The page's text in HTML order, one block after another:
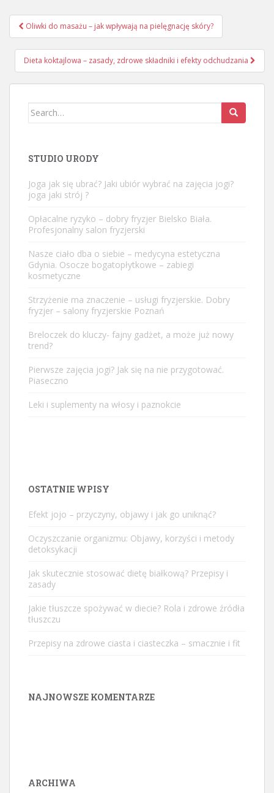
Nawigacja
wpisu
Oliwki do masażu – jak wpływają na pielęgnację skóry?
Dieta koktajlowa – zasady, zdrowe składniki i efekty odchudzania
Search
STUDIO URODY
Joga jak się ubrać? Jaki ubiór wybrać na zajęcia jogi?
joga jaki strój ?
Opłacalne ryzyko – dobry fryzjer Bielsko Biała.
Profesjonalny salon fryzjerski
Nasze ciało dba o siebie – medycyna estetyczna
Gdynia. Osocze bogatopłytkowe – zabiegi
kosmetyczne
Strzyżenie ma znaczenie – usługi fryzjerskie. Dobry
fryzjer – salony fryzjerskie Poznań
Breloczek do kluczy- fajny gadżet, a może już nowy
trend?
Pierwsze zajęcia jogi? Jak się na nie przygotować.
Piaseczno
Leki i suplementy na włosy i paznokcie
OSTATNIE WPISY
Efekt jojo – przyczyny, objawy i jak go uniknąć?
Oczyszczanie organizmu: Objawy, korzyści i metody
detoksykacji
Jak skutecznie stosować dietę białkową? Przepisy i
zasady
Jakie tłuszcze spożywać w diecie? Rola i zdrowe źródła
tłuszczu
Przepisy na zdrowe ciasta i ciasteczka – smacznie i fit
NAJNOWSZE KOMENTARZE
ARCHIWA